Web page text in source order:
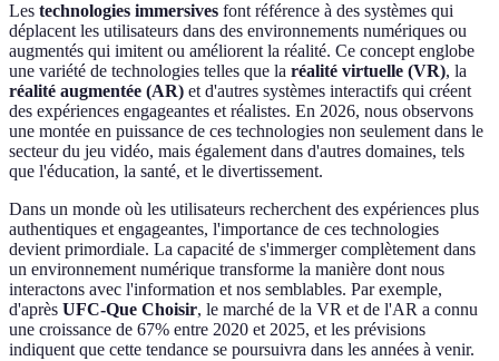
Les technologies immersives font référence à des systèmes qui
déplacent les utilisateurs dans des environnements numériques ou
augmentés qui imitent ou améliorent la réalité. Ce concept englobe
une variété de technologies telles que la réalité virtuelle (VR), la
réalité augmentée (AR) et d'autres systèmes interactifs qui créent
des expériences engageantes et réalistes. En 2026, nous observons
une montée en puissance de ces technologies non seulement dans le
secteur du jeu vidéo, mais également dans d'autres domaines, tels
que l'éducation, la santé, et le divertissement.
Dans un monde où les utilisateurs recherchent des expériences plus
authentiques et engageantes, l'importance de ces technologies
devient primordiale. La capacité de s'immerger complètement dans
un environnement numérique transforme la manière dont nous
interactons avec l'information et nos semblables. Par exemple,
d'après UFC-Que Choisir, le marché de la VR et de l'AR a connu
une croissance de 67% entre 2020 et 2025, et les prévisions
indiquent que cette tendance se poursuivra dans les années à venir.